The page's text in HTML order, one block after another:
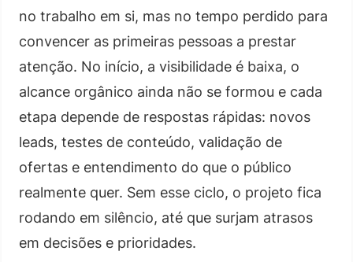
no trabalho em si, mas no tempo perdido para
convencer as primeiras pessoas a prestar
atenção. No início, a visibilidade é baixa, o
alcance orgânico ainda não se formou e cada
etapa depende de respostas rápidas: novos
leads, testes de conteúdo, validação de
ofertas e entendimento do que o público
realmente quer. Sem esse ciclo, o projeto fica
rodando em silêncio, até que surjam atrasos
em decisões e prioridades.